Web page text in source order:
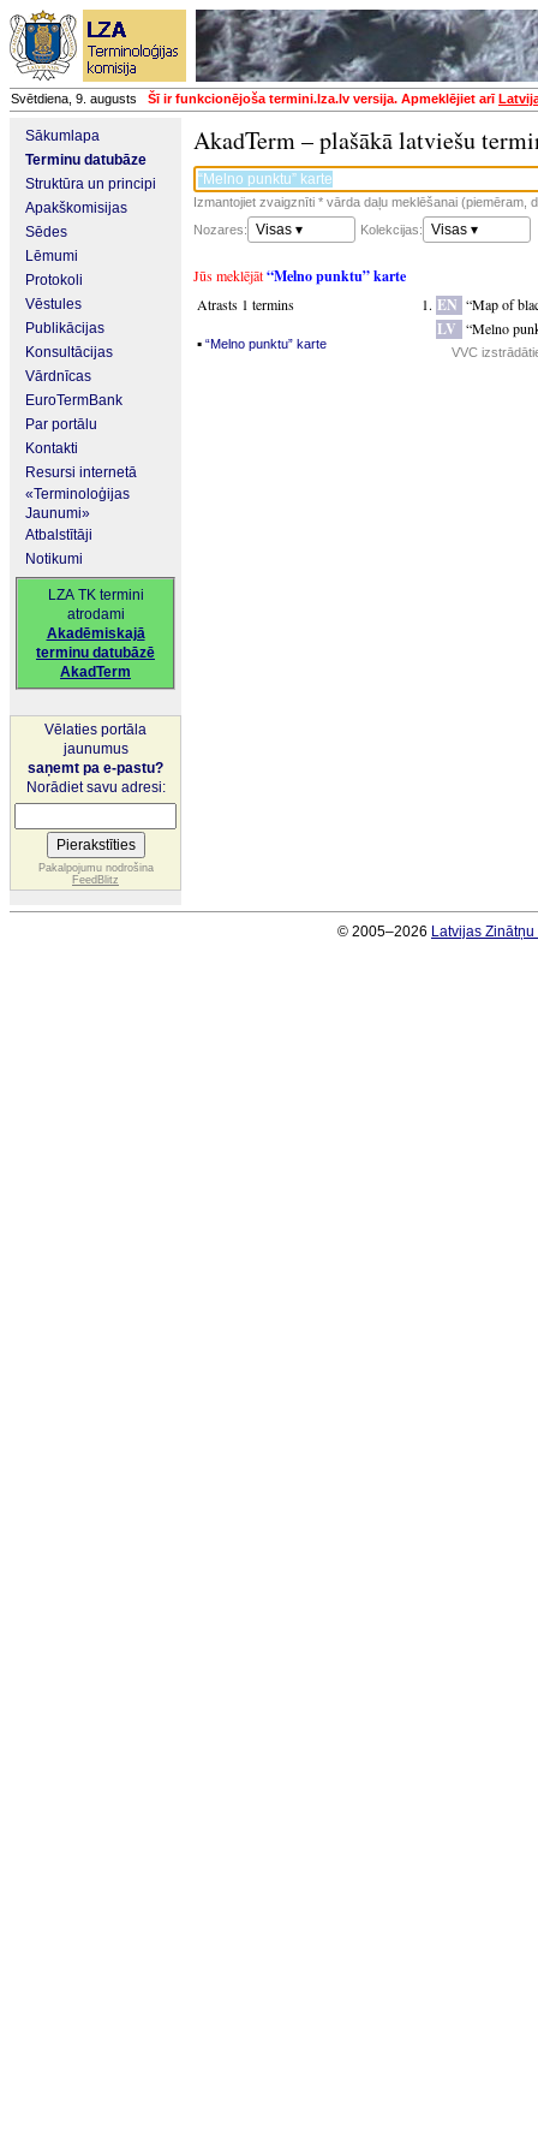
Svētdiena, 9. augusts Šī ir funkcionējoša termini.lza.lv versija. Apmeklējiet arī
Sākumlapa
Terminu datubāze
Struktūra un principi
Apakškomisijas
Sēdes
Lēmumi
Protokoli
Vēstules
Publikācijas
Konsultācijas
Vārdnīcas
EuroTermBank
Par portālu
Kontakti
Resursi internetā
«Terminoloģijas
Jaunumi»
Atbalstītāji
Notikumi
LZA TK termini
atrodami
Akadēmiskajā
terminu datubāzē
AkadTerm
Vēlaties portāla
jaunumus
saņemt pa e-pastu?
Norādiet savu adresi:
Pakalpojumu nodrošina
FeedBlitz
AkadTerm – plašākā latviešu
Izmantojiet zvaigznīti * vārda daļu meklēšanai (piemēram,
Nozares:
Visas ▾ Kolekcijas: Visas ▾
Jūs meklējāt“Melno punktu” karte
Atrasts 1 termins
▪ “Melno punktu” karte
EN “Map of
LV “Melno
VVC
© 2005–2026 Latvijas